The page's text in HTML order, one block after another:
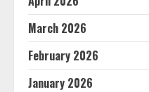
March 2026
February 2026
January 2026